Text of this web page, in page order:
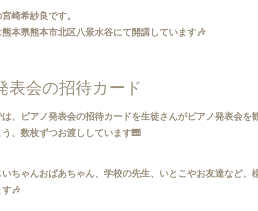
崎希紗良です。
本県熊本市北区八景水谷にて開講しています🎶
会の招待カード
、ピアノ発表会の招待カードを生徒さんがピアノ発表会を
、数枚ずつお渡ししています🎹
ちゃんおばあちゃん、学校の先生、いとこやお友達など、
🎶